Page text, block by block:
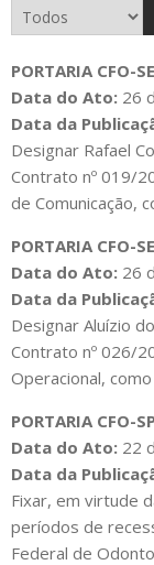
PORTARIA CFO-
Data do Ato: 26
Data da
Designar Rafael
Contrato nº 019/
de Comunicação,
PORTARIA CFO-
Data do Ato: 26
Data da
Designar Aluízio
Contrato nº 026/
Operacional,
PORTARIA CFO-
Data do Ato: 22
Data da
Fixar, em virtude
períodos de
Federal de